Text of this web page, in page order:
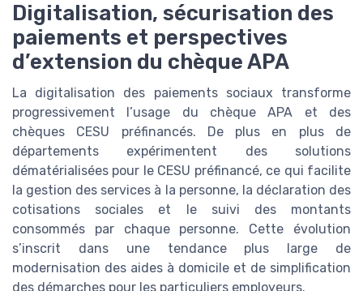
Digitalisation, sécurisation des
paiements et perspectives
d’extension du chèque APA
La digitalisation des paiements sociaux transforme
progressivement l’usage du chèque APA et des
chèques CESU préfinancés. De plus en plus de
départements expérimentent des solutions
dématérialisées pour le CESU préfinancé, ce qui facilite
la gestion des services à la personne, la déclaration des
cotisations sociales et le suivi des montants
consommés par chaque personne. Cette évolution
s’inscrit dans une tendance plus large de
modernisation des aides à domicile et de simplification
des démarches pour les particuliers employeurs.